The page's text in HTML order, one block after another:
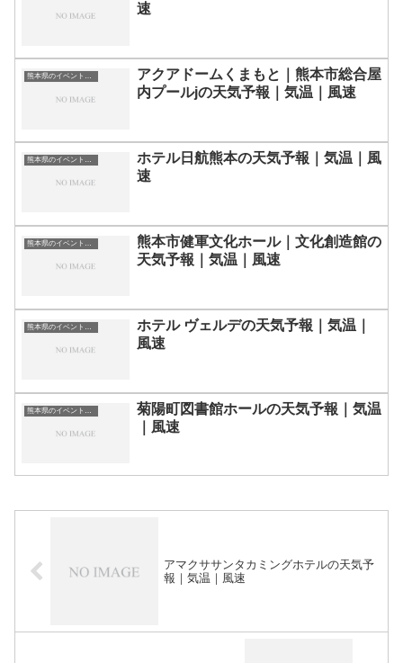
速
熊本県のイベント会場一覧
アクアドームくまもと｜熊本市総合屋
内プールjの天気予報｜気温｜風速
熊本県のイベント会場一覧
ホテル日航熊本の天気予報｜気温｜風
速
熊本市健軍文化ホール｜文化創造館の
天気予報｜気温｜風速
ホテル ヴェルデの天気予報｜気温｜
風速
菊陽町図書館ホールの天気予報｜気温
｜風速
アマクササンタカミングホテルの天気予
報｜気温｜風速